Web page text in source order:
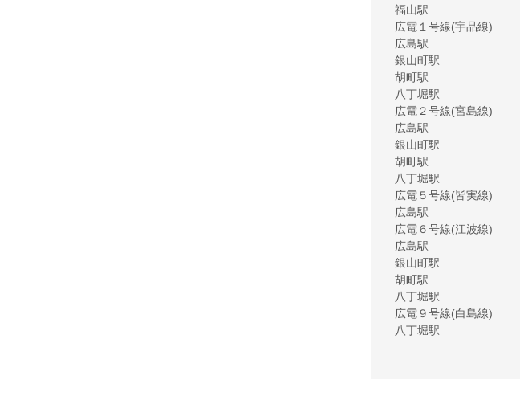
福山駅
広電１号線(宇品線)
広島駅
銀山町駅
胡町駅
八丁堀駅
広電２号線(宮島線)
広島駅
銀山町駅
胡町駅
八丁堀駅
広電５号線(皆実線)
広島駅
広電６号線(江波線)
広島駅
銀山町駅
胡町駅
八丁堀駅
広電９号線(白島線)
八丁堀駅